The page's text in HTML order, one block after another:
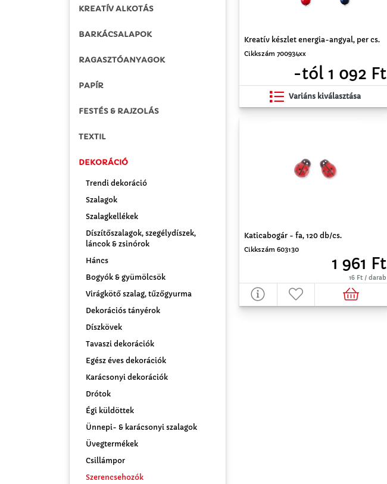
KREATÍV ALKOTÁS
BARKÁCSALAPOK
RAGASZTÓANYAGOK
PAPÍR
FESTÉS & RAJZOLÁS
TEXTIL
DEKORÁCIÓ
Trendi dekoráció
Szalagok
Szalagkellékek
Díszítőszalagok, szegélydíszek,
láncok & zsinórok
Háncs
Bogyók & gyümölcsök
Virágkötő szalag, tűzőgyurma
Dekorációs tányérok
Díszkövek
Tavaszi dekorációk
Egész éves dekorációk
Karácsonyi dekorációk
Drótok
Égi küldöttek
Ünnepi- & karácsonyi szalagok
Üvegtermékek
Csillámpor
Szerencsehozók
Kreatív készlet energia-angyal, per cs.
Cikkszám 700934xx
-tól 1 092 Ft
Variáns kiválasztása
Katicabogár - fa, 120 db/cs.
Cikkszám 603130
1 961 Ft
16 Ft / darab